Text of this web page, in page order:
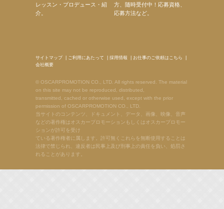
レッスン・プロデュース・紹
介。
方、随時受付中！応募資格、
応募方法など。
サイトマップ| ご利用にあたって 採用情報 お仕事のご依頼はこちら
会社概要
© OSCARPROMOTION CO., LTD. All rights reserved. The material
on this site may not be reproduced, distributed,
transmitted, cached or otherwise used, except with the prior
permission of OSCARPROMOTION CO., LTD.
当サイトのコンテンツ、ドキュメント、データ、画像、映像、音声
などの著作権はオスカープロモーションもしくはオスカープロモー
ションが許可を受け
ている著作権者に属します。許可無くこれらを無断使用することは
法律で禁じられ、違反者は民事上及び刑事上の責任を負い、処罰さ
れることがあります。